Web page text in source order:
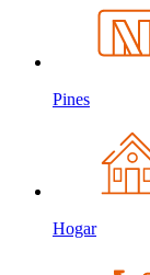
Pines
Hogar